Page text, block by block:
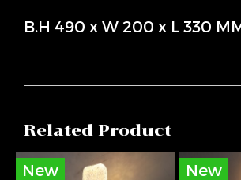
B.H 490 x W 200 x L 330
Related Product
New
New